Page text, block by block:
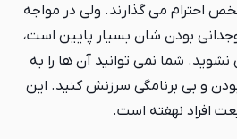
احترام می گذارند. ولی در مواجه
وجدانی بودن شان بسیار پایین است،
شما نمی توانید آن ها را به
و بی برنامگی سرزنش کنید. این
افراد نهفته است.